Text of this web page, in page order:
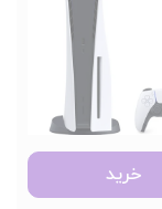
خرید